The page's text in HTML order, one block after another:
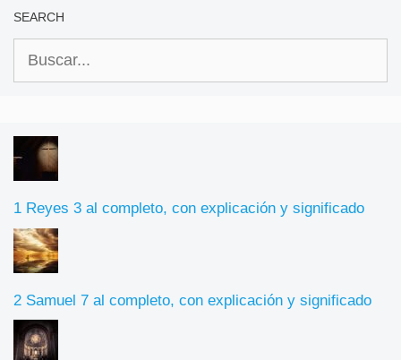
SEARCH
1 Reyes 3 al completo, con explicación y significado
2 Samuel 7 al completo, con explicación y significado